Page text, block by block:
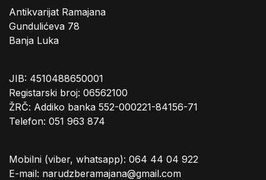
Antikvarijat Ramajana
Gundulićeva 78
Banja Luka
JIB: 4510488650001
Registarski broj: 06562100
ŽRČ: Addiko banka 552-000221-84156-71
Telefon: 051 963 874
Mobilni (viber, whatsapp): 064 44 04 922
E-mail: narudzberamajana@gmail.com